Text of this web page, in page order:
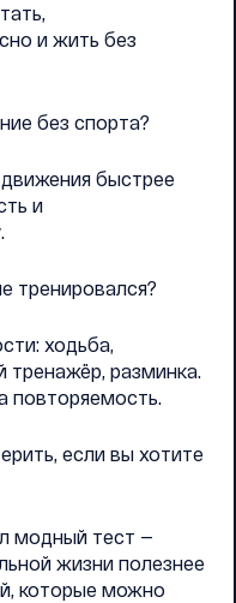
и жить без
без спорта?
быстрее
и
тренировался?
ходьба,
тренажёр, разминка.
повторяемость.
если вы хотите
модный тест —
жизни полезнее
которые можно